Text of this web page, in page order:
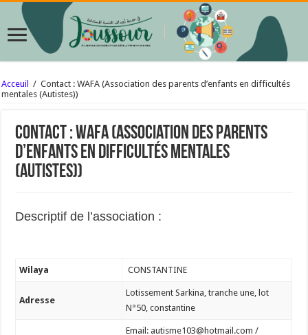
Acceuil / Contact : WAFA (Association des parents d’enfants en difficultés
mentales (Autistes))
Contact : WAFA (Association des parents
d’enfants en difficultés mentales
(Autistes))
Descriptif de l’association :
Wilaya CONSTANTINE
Adresse
Lotissement Sarkina, tranche une, lot
N°50, constantine
Email: autisme103@hotmail.com /